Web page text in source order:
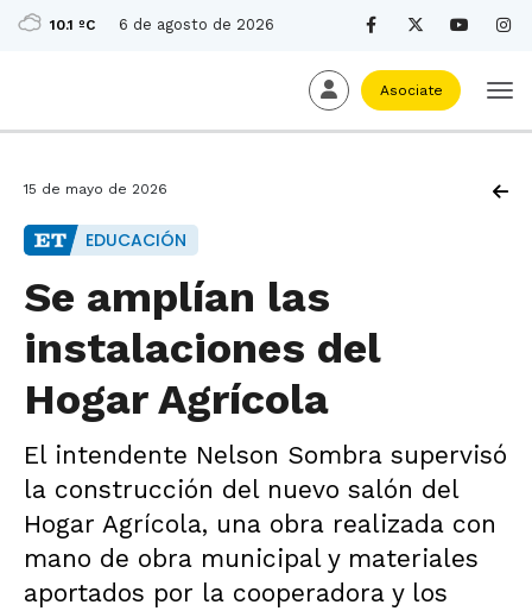
10.1 ºC 6 de agosto de 2026
Asociate
15 de mayo de 2026
EDUCACIÓN
Se amplían las
instalaciones del
Hogar Agrícola
El intendente Nelson Sombra supervisó
la construcción del nuevo salón del
Hogar Agrícola, una obra realizada con
mano de obra municipal y materiales
aportados por la cooperadora y los